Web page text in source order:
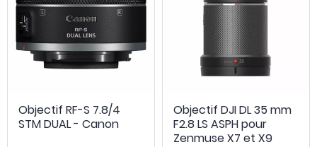
Objectif RF-S 7.8/4
STM DUAL - Canon
Objectif DJI DL 35 mm
F2.8 LS ASPH pour
Zenmuse X7 et X9